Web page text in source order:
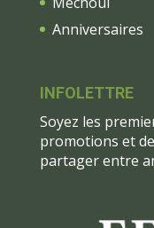
Anniversaires
INFOLETTRE
Soyez les
promotions et
partager entre